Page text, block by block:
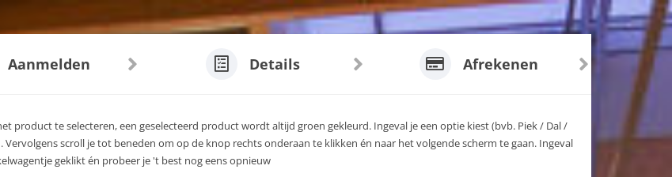
Aanmelden Details Afrekenen
product te selecteren, een geselecteerd product wordt altijd groen gekleurd. Ingeval je een optie kiest (bvb. Piek / Dal /
scroll je tot beneden om op de knop rechts onderaan te klikken én naar het volgende scherm te gaan. Ingeval
geklikt én probeer je 't best nog eens opnieuw